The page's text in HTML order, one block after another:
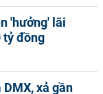
'hưởng' lãi
tỷ đồng
xả gần